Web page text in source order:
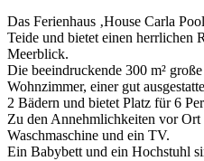
Das Ferienhaus ‚House Carla
Teide und bietet einen herrlichen
Meerblick.
Die beeindruckende 300 m²
Wohnzimmer, einer gut
2 Bädern und bietet Platz für 6
Zu den Annehmlichkeiten vor
Waschmaschine und ein TV.
Ein Babybett und ein Hochstuhl